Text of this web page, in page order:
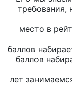
требования,
место в
баллов
баллов
лет